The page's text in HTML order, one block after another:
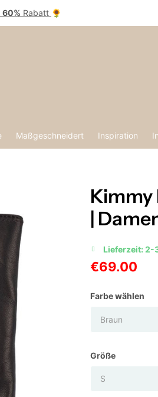
60% Rabatt 🌻
Maßgeschneidert Inspiration
Kimmy
|
Lieferzeit: 2-
€69.00
Farbe wählen
Größe